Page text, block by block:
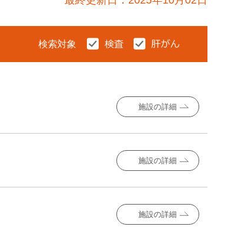
検索対象
施設の詳細
施設の詳細
施設の詳細